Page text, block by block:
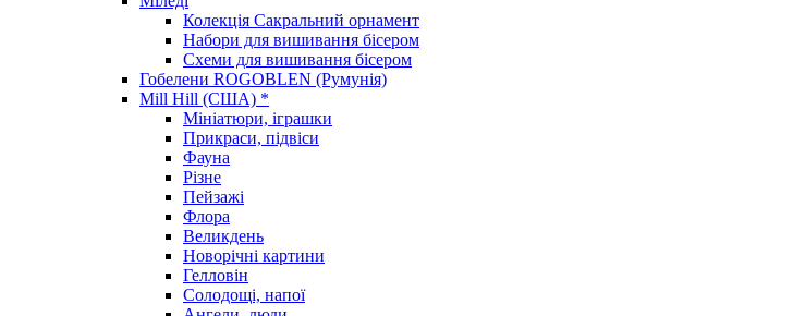
Колекція Сакральний орнамент
Набори для вишивання бісером
Схеми для вишивання бісером
Гобелени ROGOBLEN (Румунія)
Mill Hill (США) *
Мініатюри, іграшки
Прикраси, підвіси
Фауна
Різне
Пейзажі
Флора
Великдень
Новорічні картини
Гелловін
Солодощі, напої